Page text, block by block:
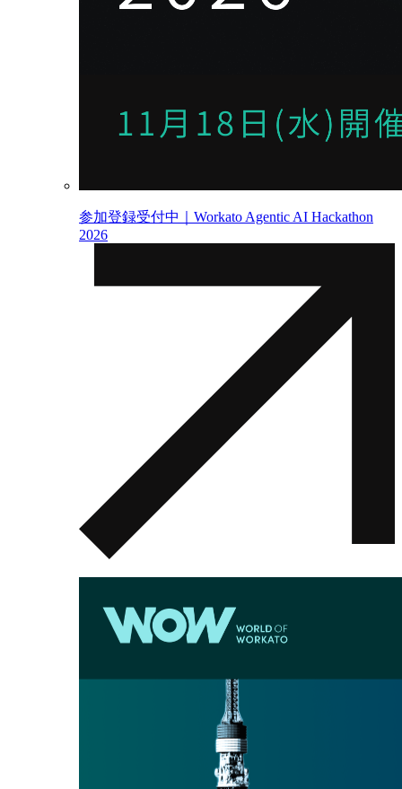
参加登録受付中｜Workato Agentic AI Hackathon
2026